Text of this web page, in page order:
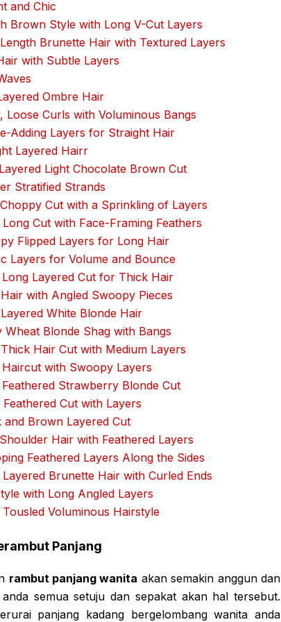
and Chic
Brown Style with Long V-Cut Layers
Brunette Hair with Textured Layers
with Subtle Layers
Ombre Hair
Loose Curls with Voluminous Bangs
Adding Layers for Straight Hair
Layered Hairr
Light Chocolate Brown Cut
Stratified Strands
Cut with a Sprinkling of Layers
Cut with Face-Framing Feathers
Flipped Layers for Long Hair
Layers for Volume and Bounce
Layered Cut for Thick Hair
with Angled Swoopy Pieces
White Blonde Hair
Wheat Blonde Shag with Bangs
Hair Cut with Medium Layers
with Swoopy Layers
Strawberry Blonde Cut
Cut with Layers
and Brown Layered Cut
Hair with Feathered Layers
Feathered Layers Along the Sides
Brunette Hair with Curled Ends
with Long Angled Layers
Voluminous Hairstyle
Panjang
rambut panjang wanita akan semakin anggun dan
semua setuju dan sepakat akan hal tersebut.
panjang kadang bergelombang wanita anda